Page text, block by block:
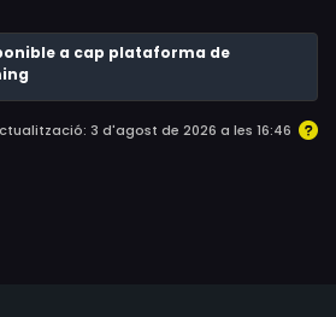
a cap plataforma de
3 d'agost de 2026 a les 16:46